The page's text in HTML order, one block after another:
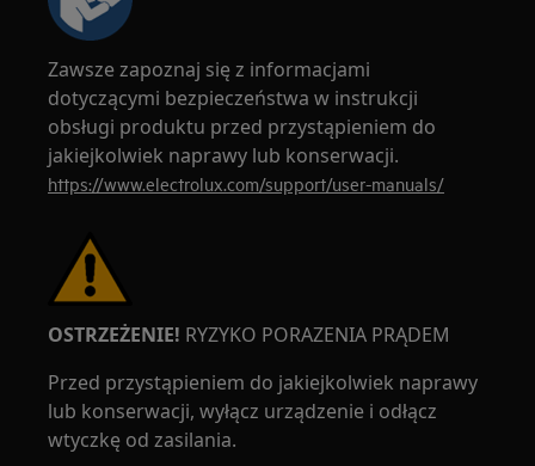
Zawsze zapoznaj się z informacjami
dotyczącymi bezpieczeństwa w instrukcji
obsługi produktu przed przystąpieniem do
jakiejkolwiek naprawy lub konserwacji.
https://www.electrolux.com/support/user-manuals/
OSTRZEŻENIE! RYZYKO PORAZENIA PRĄDEM
Przed przystąpieniem do jakiejkolwiek naprawy
lub konserwacji, wyłącz urządzenie i odłącz
wtyczkę od zasilania.